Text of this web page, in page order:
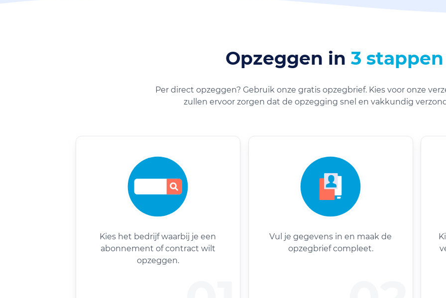
Opzeggen in 3 stappen
Per direct opzeggen? Gebruik onze gratis opzegbrief. Kies voor onze
zullen ervoor zorgen dat de opzegging snel en vakkundig
Kies het bedrijf waarbij je een
abonnement of contract wilt
opzeggen.
Vul je gegevens in en maak de
opzegbrief compleet.